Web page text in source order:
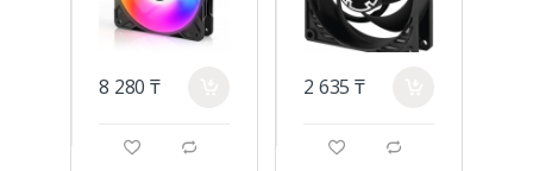
8 280 ₸
g d
2 635 ₸
g d